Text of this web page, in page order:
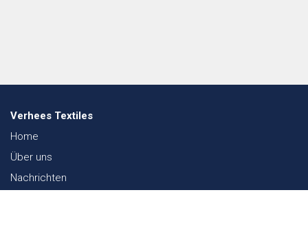
Verhees Textiles
Home
Über uns
Nachrichten